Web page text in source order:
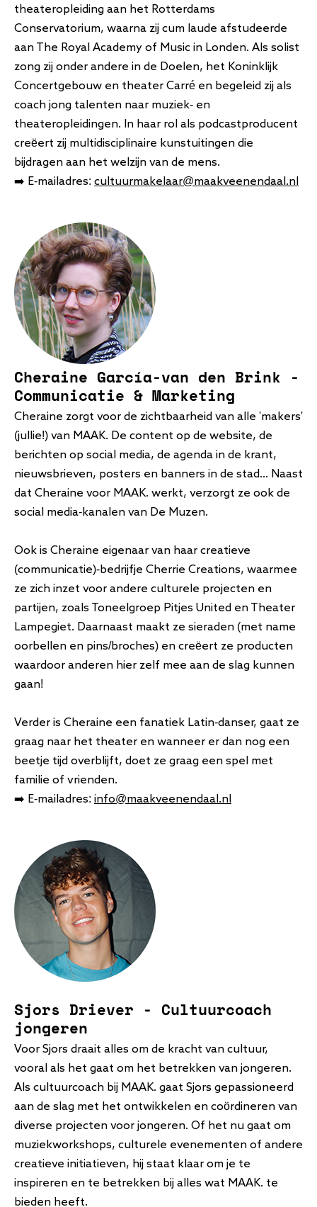
theateropleiding aan het Rotterdams
Conservatorium, waarna zij cum laude afstudeerde
aan The Royal Academy of Music in Londen. Als solist
zong zij onder andere in de Doelen, het Koninklijk
Concertgebouw en theater Carré en begeleid zij als
coach jong talenten naar muziek- en
theateropleidingen. In haar rol als podcastproducent
creëert zij multidisciplinaire kunstuitingen die
bijdragen aan het welzijn van de mens.
➡️ E-mailadres: cultuurmakelaar@maakveenendaal.nl
Cheraine García-van den Brink -
Communicatie & Marketing
Cheraine zorgt voor de zichtbaarheid van alle 'makers'
(jullie!) van MAAK. De content op de website, de
berichten op social media, de agenda in de krant,
nieuwsbrieven, posters en banners in de stad... Naast
dat Cheraine voor MAAK. werkt, verzorgt ze ook de
social media-kanalen van De Muzen.
Ook is Cheraine eigenaar van haar creatieve
(communicatie)-bedrijfje Cherrie Creations, waarmee
ze zich inzet voor andere culturele projecten en
partijen, zoals Toneelgroep Pitjes United en Theater
Lampegiet. Daarnaast maakt ze sieraden (met name
oorbellen en pins/broches) en creëert ze producten
waardoor anderen hier zelf mee aan de slag kunnen
gaan!
Verder is Cheraine een fanatiek Latin-danser, gaat ze
graag naar het theater en wanneer er dan nog een
beetje tijd overblijft, doet ze graag een spel met
familie of vrienden.
➡️ E-mailadres: info@maakveenendaal.nl
Sjors Driever - Cultuurcoach
jongeren
Voor Sjors draait alles om de kracht van cultuur,
vooral als het gaat om het betrekken van jongeren.
Als cultuurcoach bij MAAK. gaat Sjors gepassioneerd
aan de slag met het ontwikkelen en coördineren van
diverse projecten voor jongeren. Of het nu gaat om
muziekworkshops, culturele evenementen of andere
creatieve initiatieven, hij staat klaar om je te
inspireren en te betrekken bij alles wat MAAK. te
bieden heeft.